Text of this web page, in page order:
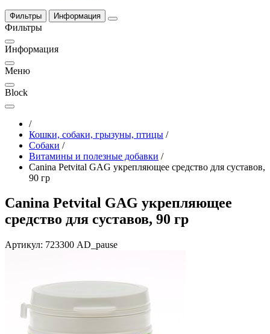
Фильтры Информация
Фильтры
Информация
Меню
Block
/
Кошки, собаки, грызуны, птицы /
Собаки /
Витамины и полезные добавки /
Canina Petvital GAG укрепляющее средство для суставов,
90 гр
Canina Petvital GAG укрепляющее
средство для суставов, 90 гр
Артикул: 723300 AD_pause